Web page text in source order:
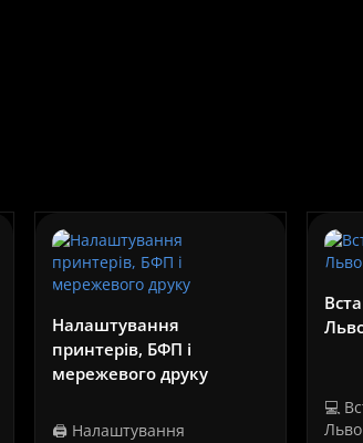
Налаштування
принтерів, БФП і
мережевого друку
🖨️ Налаштування
💻